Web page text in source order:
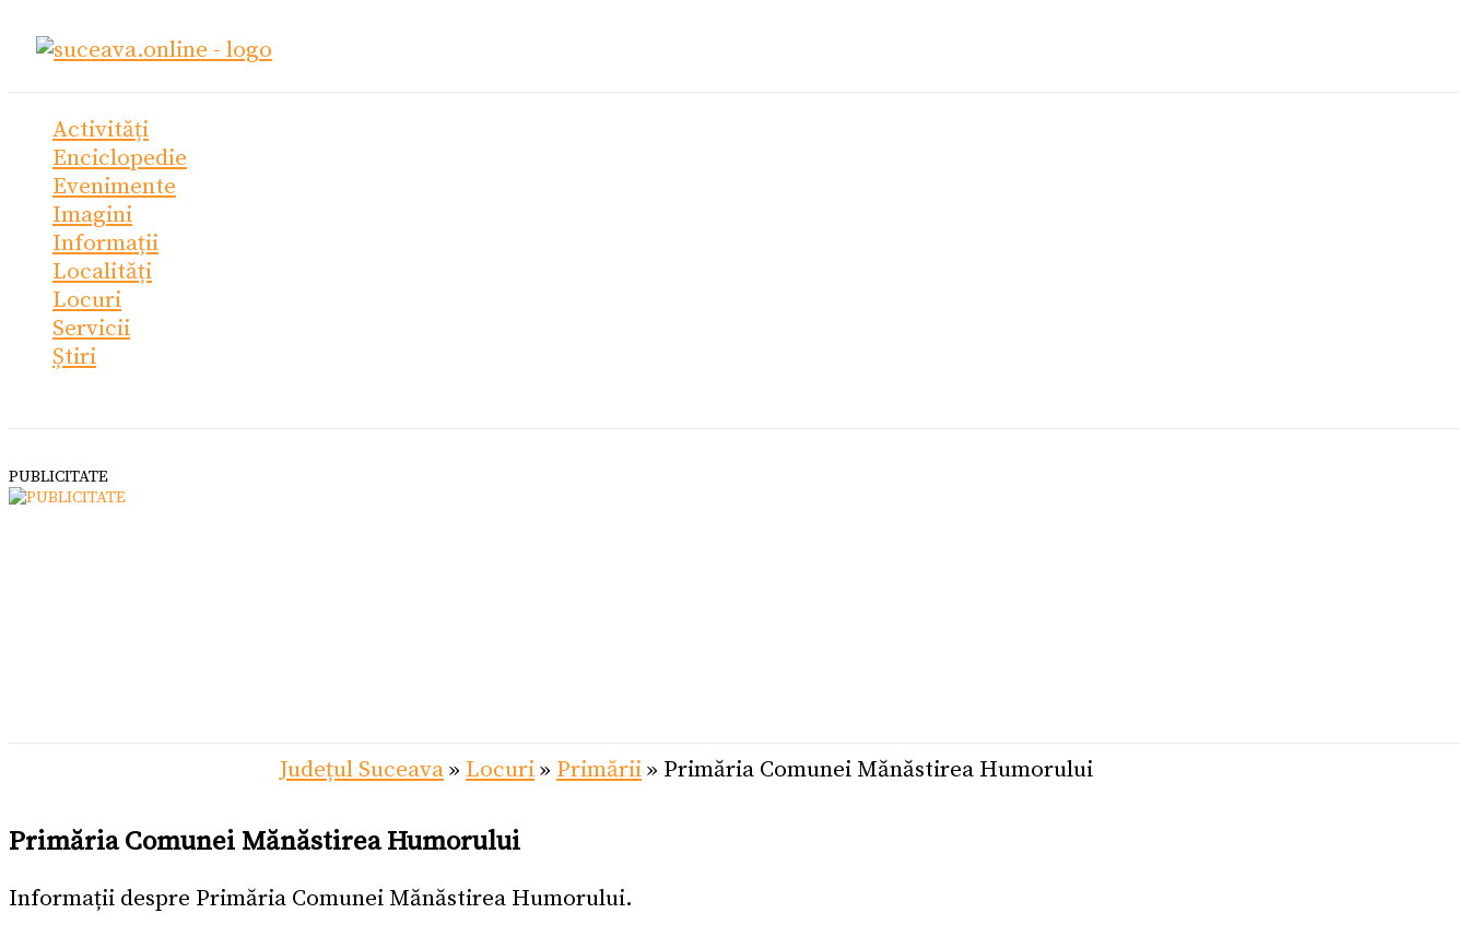
content
Activități
Enciclopedie
Evenimente
Imagini
Informații
Localități
Locuri
Servicii
Știri
PUBLICITATE
Județul Suceava» Locuri» Primării» Primăria Comunei Mănăstirea Humorului
Primăria Comunei Mănăstirea Humorului
Informații despre Primăria Comunei Mănăstirea Humorului.
cauți?